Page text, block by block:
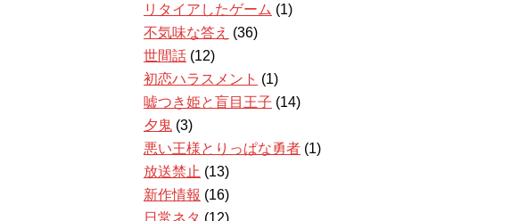
リタイアしたゲーム (1)
不気味な答え (36)
世間話 (12)
初恋ハラスメント (1)
嘘つき姫と盲目王子 (14)
夕鬼 (3)
悪い王様とりっぱな勇者 (1)
放送禁止 (13)
新作情報 (16)
日常ネタ (12)